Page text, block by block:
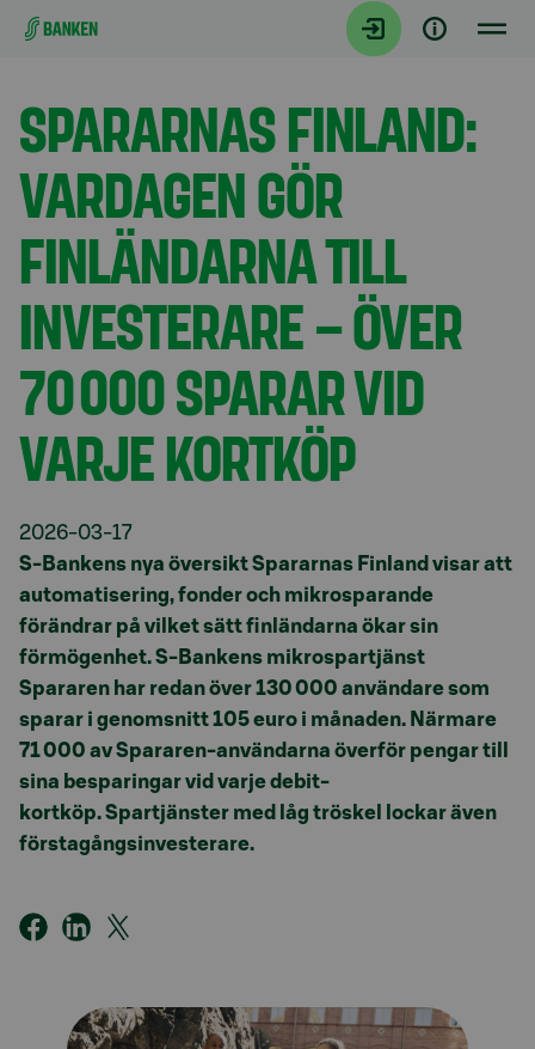
Gå direkt till innehållet
Aktuellt
SPARARNAS FINLAND:
VARDAGEN GÖR
FINLÄNDARNA TILL
INVESTERARE – ÖVER
70 000 SPARAR VID
VARJE KORTKÖP
2026-03-17
S-Bankens nya översikt Spararnas Finland visar att
automatisering, fonder och mikrosparande
förändrar på vilket sätt finländarna ökar sin
förmögenhet. S-Bankens mikrospartjänst
Spararen har redan över 130 000 användare som
sparar i genomsnitt 105 euro i månaden. Närmare
71 000 av Spararen-användarna överför pengar till
sina besparingar vid varjedebit-
kortköp.Spartjänster med låg tröskel lockar även
förstagångsinvesterare.